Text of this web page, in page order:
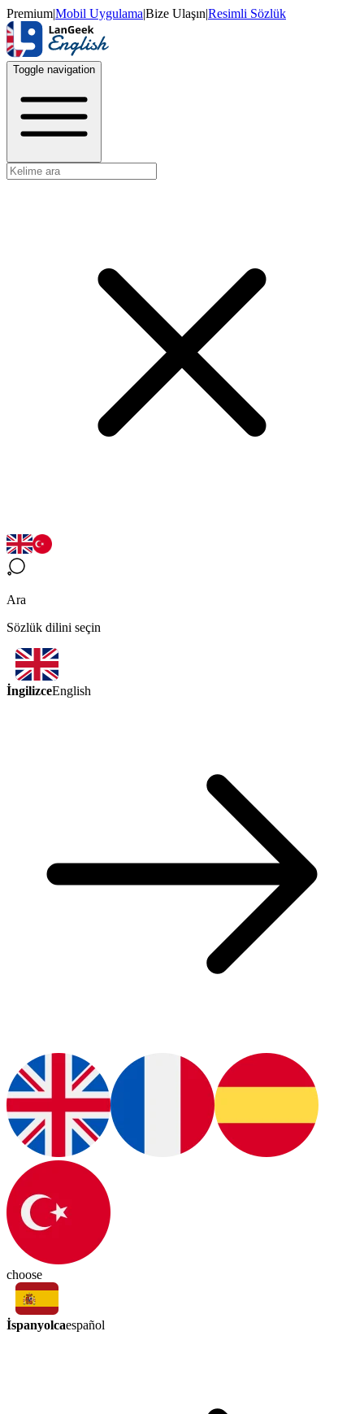
Premium|Mobil Uygulama|Bize Ulaşın|Resimli Sözlük
Toggle navigation
Ara
Sözlük dilini seçin
İngilizceEnglish
choose
İspanyolcaespañol